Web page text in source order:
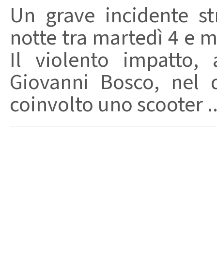
Un grave incidente
notte tra martedì 4 e
Il violento impatto,
Giovanni Bosco, nel
coinvolto uno scooter